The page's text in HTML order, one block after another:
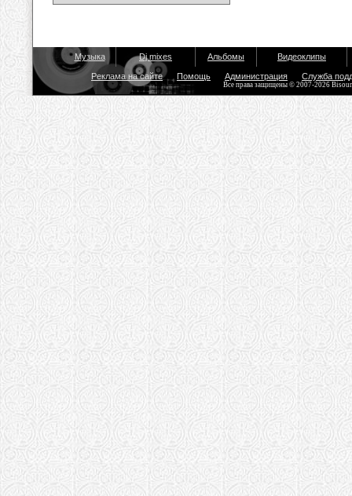
Музыка Dj mixes Альбомы Видеоклипы
Реклама на сайте Помощь Администрация Служба
Все права защищены © 2007-2026